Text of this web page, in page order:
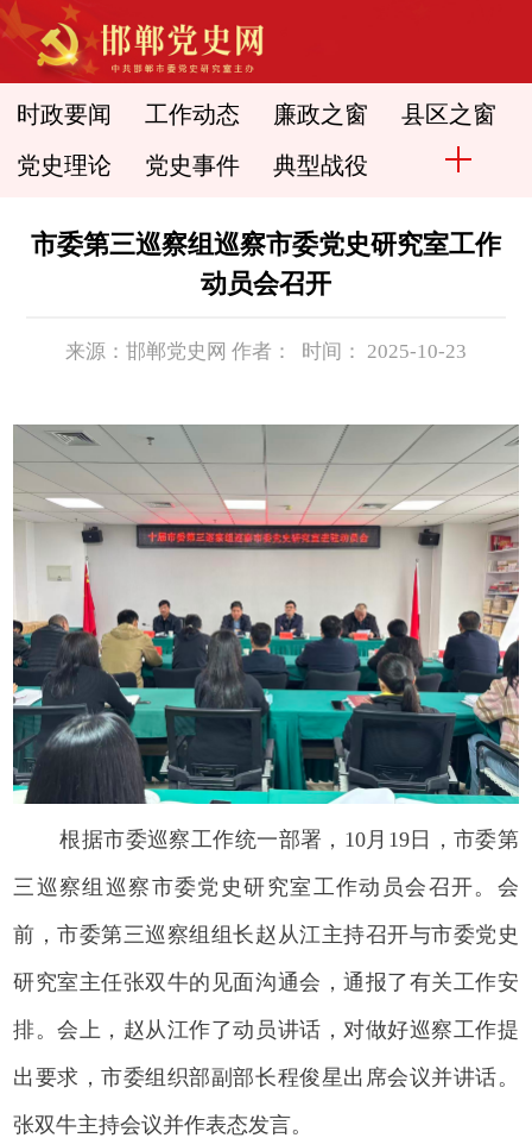
时政要闻 工作动态 廉政之窗 县区之窗
党史理论 党史事件 典型战役
市委第三巡察组巡察市委党史研究室工作
动员会召开
来源：邯郸党史网 作者： 时间： 2025-10-23
根据市委巡察工作统一部署，10月19日，市委第
三巡察组巡察市委党史研究室工作动员会召开。会
前，市委第三巡察组组长赵从江主持召开与市委党史
研究室主任张双牛的见面沟通会，通报了有关工作安
排。会上，赵从江作了动员讲话，对做好巡察工作提
出要求，市委组织部副部长程俊星出席会议并讲话。
张双牛主持会议并作表态发言。